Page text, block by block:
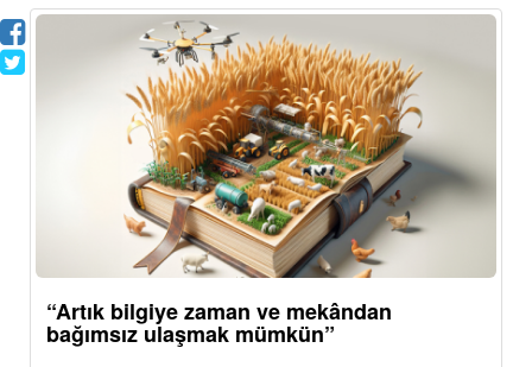
“Artık bilgiye zaman ve mekândan
bağımsız ulaşmak mümkün”